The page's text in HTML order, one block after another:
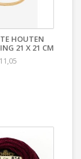
HOUTEN
21 X 21 CM